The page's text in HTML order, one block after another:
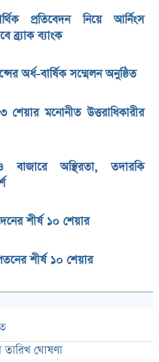
প্রতিবেদন নিয়ে আর্নিংস
ব্র্যাক ব্যাংক
অর্ধ-বার্ষিক সম্মেলন অনুষ্ঠিত
মনোনীত উত্তরাধিকারীর
বাজারে অস্থিরতা, তদারকি
শীর্ষ ১০ শেয়ার
শীর্ষ ১০ শেয়ার
ঘোষণা